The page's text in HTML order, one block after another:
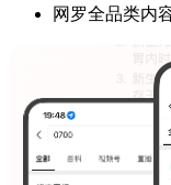
网罗全品类内